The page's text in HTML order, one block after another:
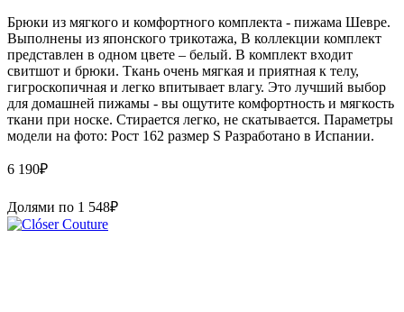
Брюки из мягкого и комфортного комплекта - пижама Шевре.
Выполнены из японского трикотажа, В коллекции комплект
представлен в одном цвете – белый. В комплект входит
свитшот и брюки. Ткань очень мягкая и приятная к телу,
гигроскопичная и легко впитывает влагу. Это лучший выбор
для домашней пижамы - вы ощутите комфортность и мягкость
ткани при носке. Стирается легко, не скатывается. Параметры
модели на фото: Рост 162 размер S Paзpaботaно в Иcпaнии.
6 190₽
Долями по 1 548₽